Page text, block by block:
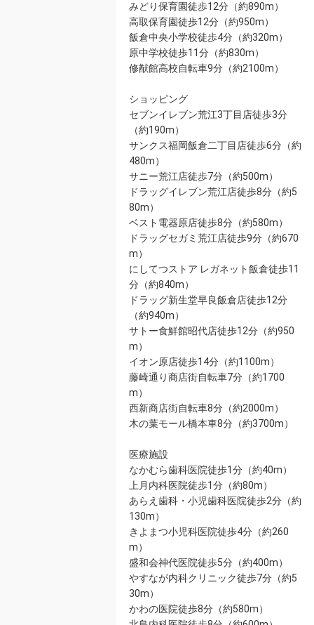
みどり保育園徒歩12分（約890m）
高取保育園徒歩12分（約950m）
飯倉中央小学校徒歩4分（約320m）
原中学校徒歩11分（約830m）
修猷館高校自転車9分（約2100m）
ショッピング
セブンイレブン荒江3丁目店徒歩3分
（約190m）
サンクス福岡飯倉二丁目店徒歩6分（約
480m）
サニー荒江店徒歩7分（約500m）
ドラッグイレブン荒江店徒歩8分（約5
80m）
ベスト電器原店徒歩8分（約580m）
ドラッグセガミ荒江店徒歩9分（約670
m）
にしてつストア レガネット飯倉徒歩11
分（約840m）
ドラッグ新生堂早良飯倉店徒歩12分
（約940m）
サトー食鮮館昭代店徒歩12分（約950
m）
イオン原店徒歩14分（約1100m）
藤崎通り商店街自転車7分（約1700
m）
西新商店街自転車8分（約2000m）
木の葉モール橋本車8分（約3700m）
医療施設
なかむら歯科医院徒歩1分（約40m）
上月内科医院徒歩1分（約80m）
あらえ歯科・小児歯科医院徒歩2分（約
130m）
きよまつ小児科医院徒歩4分（約260
m）
盛和会神代医院徒歩5分（約400m）
やすなが内科クリニック徒歩7分（約5
30m）
かわの医院徒歩8分（約580m）